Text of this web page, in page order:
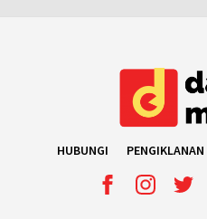
HUBUNGI PENGIKLANAN